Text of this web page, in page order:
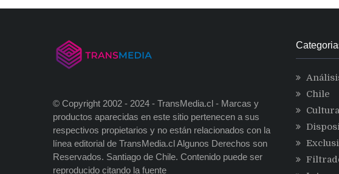
entradas
© Copyright 2002 - 2024 - TransMedia.cl - Marcas y
productos aparecidas en este sitio pertenecen a sus
respectivos propietarios y no están relacionados con la
línea editorial de TransMedia.cl Algunos Derechos son
Reservados. Santiago de Chile. Contenido puede ser
reproducido citando la fuente
Chile